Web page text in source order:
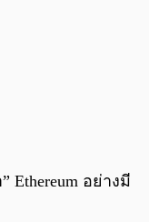
0:00
Ethereum อย่างมี